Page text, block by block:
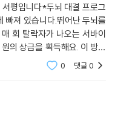
기력, 계산력, 추리력, 이해력,
사하는 것이다. 학과공부만을
범해’라고 자신을 판단하고 있
깨우자. 자기 계발은 정확한
문서나 작성하는 수준의 컴
로서, 내 뇌의 주인으로서 당
평입니다*두뇌 대결 프로그
빠져 있습니다.뛰어난 두뇌를
회 탈락자가 나오는 서바이
의 상금을 획득해요. 이 방송
요.때마침 이 책을 만나서 즐
0 댓글0